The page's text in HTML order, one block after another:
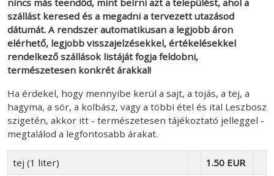
nincs más teendőd, mint beírni azt a települést, ahol a
szállást keresed és a megadni a tervezett utazásod
dátumát. A rendszer automatikusan a legjobb áron
elérhető, legjobb visszajelzésekkel, értékelésekkel
rendelkező szállások listáját fogja feldobni,
természetesen konkrét árakkal!
Ha érdekel, hogy mennyibe kerül a sajt, a tojás, a tej, a
hagyma, a sör, a kolbász, vagy a többi étel és ital Leszbosz
szigetén, akkor itt - természetesen tájékoztató jelleggel -
megtalálod a legfontosabb árakat.
tej (1 liter)
1.50 EUR